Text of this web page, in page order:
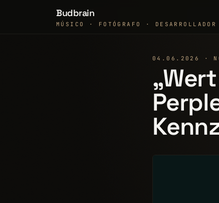
Budbrain
MÚSICO · FOTÓGRAFO · DESARROLLADOR
04.06.2026 ·